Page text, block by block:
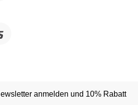
anmelden und 10% Rabatt